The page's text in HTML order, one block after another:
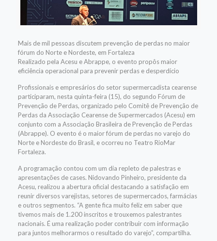
Mais de mil pessoas discutem prevenção de perdas no maior
fórum do Norte e Nordeste, em Fortaleza
Realizado pela Acesu e Abrappe, o evento propôs maior
eficiência operacional para prevenir perdas e desperdício
Profissionais e empresários do setor supermercadista cearense
participaram, nesta quinta-feira (15), do segundo Fórum de
Prevenção de Perdas, organizado pelo Comitê de Prevenção de
Perdas da Associação Cearense de Supermercados (Acesu) em
conjunto com a Associação Brasileira de Prevenção de Perdas
(Abrappe). O evento é o maior fórum de perdas no varejo do
Norte e Nordeste do Brasil, e ocorreu no Teatro RioMar
Fortaleza.
A programação contou com um dia repleto de palestras e
apresentações de cases. Nidovando Pinheiro, presidente da
Acesu, realizou a abertura oficial destacando a satisfação em
reunir diversos varejistas, setores de supermercados, farmácias
e outros segmentos. “A gente fica muito feliz em saber que
tivemos mais de 1.200 inscritos e trouxemos palestrantes
nacionais. É uma realização poder contribuir com informação
para juntos melhorarmos o resultado do varejo”, compartilha.